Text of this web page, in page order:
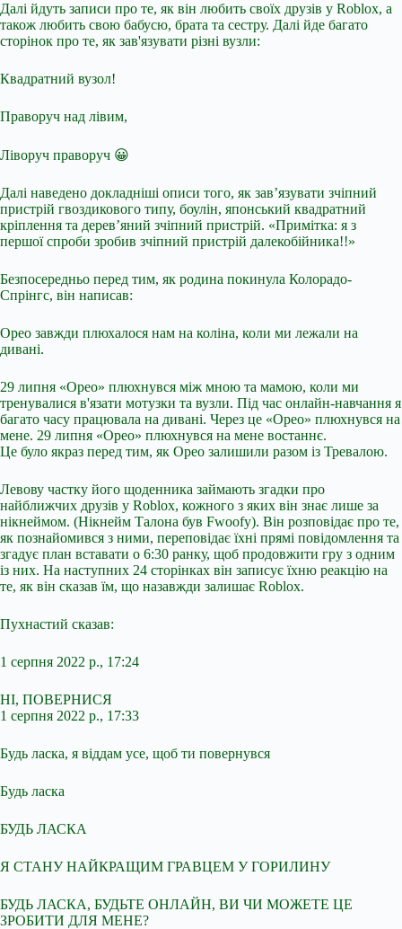
Далі йдуть записи про те, як він любить своїх друзів у Roblox, а
також любить свою бабусю, брата та сестру. Далі йде багато
сторінок про те, як зав'язувати різні вузли:
Квадратний вузол!
Праворуч над лівим,
Ліворуч праворуч 😀
Далі наведено докладніші описи того, як зав’язувати зчіпний
пристрій гвоздикового типу, боулін, японський квадратний
кріплення та дерев’яний зчіпний пристрій. «Примітка: я з
першої спроби зробив зчіпний пристрій далекобійника!!»
Безпосередньо перед тим, як родина покинула Колорадо-
Спрінгс, він написав:
Орео завжди плюхалося нам на коліна, коли ми лежали на
дивані.
29 липня «Орео» плюхнувся між мною та мамою, коли ми
тренувалися в'язати мотузки та вузли. Під час онлайн-навчання я
багато часу працювала на дивані. Через це «Орео» плюхнувся на
мене. 29 липня «Орео» плюхнувся на мене востаннє.
Це було якраз перед тим, як Орео залишили разом із Тревалою.
Левову частку його щоденника займають згадки про
найближчих друзів у Roblox, кожного з яких він знає лише за
нікнеймом. (Нікнейм Талона був Fwoofy). Він розповідає про те,
як познайомився з ними, переповідає їхні прямі повідомлення та
згадує план вставати о 6:30 ранку, щоб продовжити гру з одним
із них. На наступних 24 сторінках він записує їхню реакцію на
те, як він сказав їм, що назавжди залишає Roblox.
Пухнастий сказав:
1 серпня 2022 р., 17:24
НІ, ПОВЕРНИСЯ
1 серпня 2022 р., 17:33
Будь ласка, я віддам усе, щоб ти повернувся
Будь ласка
БУДЬ ЛАСКА
Я СТАНУ НАЙКРАЩИМ ГРАВЦЕМ У ГОРИЛИНУ
БУДЬ ЛАСКА, БУДЬТЕ ОНЛАЙН, ВИ ЧИ МОЖЕТЕ ЦЕ
ЗРОБИТИ ДЛЯ МЕНЕ?